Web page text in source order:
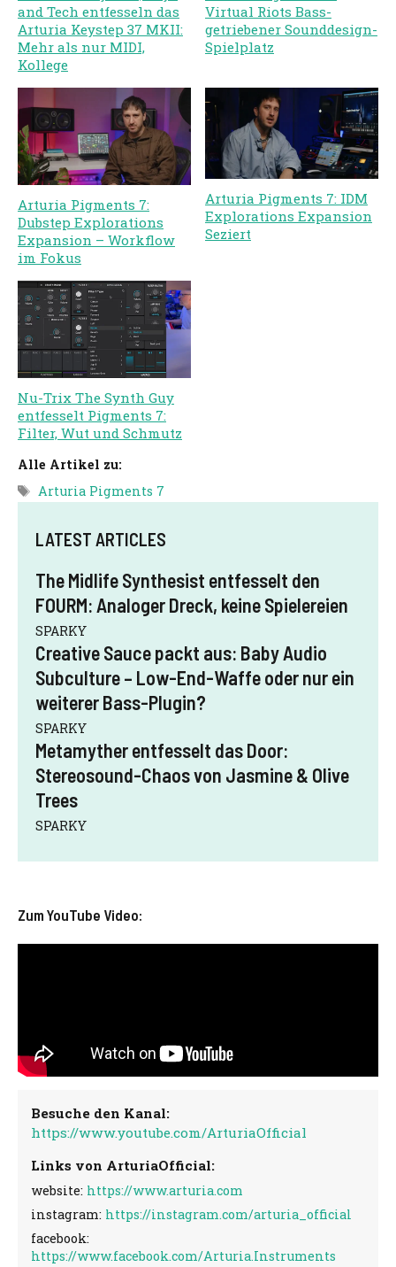
and Tech entfesseln das
Arturia Keystep 37 MKII:
Mehr als nur MIDI,
Kollege
Virtual Riots Bass-
getriebener Sounddesign-
Spielplatz
Arturia Pigments 7:
Dubstep Explorations
Expansion – Workflow
im Fokus
Arturia Pigments 7: IDM
Explorations Expansion
Seziert
Nu-Trix The Synth Guy
entfesselt Pigments 7:
Filter, Wut und Schmutz
Alle Artikel zu:
Schlagwörter
Arturia Pigments 7
LATEST ARTICLES
The Midlife Synthesist entfesselt den
FOURM: Analoger Dreck, keine Spielereien
SPARKY
Creative Sauce packt aus: Baby Audio
Subculture – Low-End-Waffe oder nur ein
weiterer Bass-Plugin?
SPARKY
Metamyther entfesselt das Door:
Stereosound-Chaos von Jasmine & Olive
Trees
SPARKY
Zum YouTube Video:
Besuche den Kanal:
https://www.youtube.com/ArturiaOfficial
Links von ArturiaOfficial:
website: https://www.arturia.com
instagram: https://instagram.com/arturia_official
facebook:
https://www.facebook.com/Arturia.Instruments